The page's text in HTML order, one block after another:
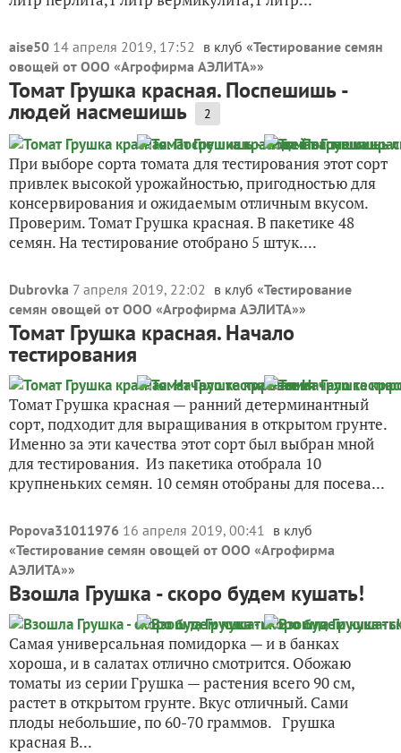
aise50 14 апреля 2019, 17:52 в клуб «Тестирование семян
овощей от ООО «Агрофирма АЭЛИТА»»
Томат Грушка красная. Поспешишь -
людей насмешишь 2
При выборе сорта томата для тестирования этот сорт
привлек высокой урожайностью, пригодностью для
консервирования и ожидаемым отличным вкусом.
Проверим. Томат Грушка красная. В пакетике 48
семян. На тестирование отобрано 5 штук....
Dubrovka 7 апреля 2019, 22:02 в клуб «Тестирование
семян овощей от ООО «Агрофирма АЭЛИТА»»
Томат Грушка красная. Начало
тестирования
Томат Грушка красная — ранний детерминантный
сорт, подходит для выращивания в открытом грунте.
Именно за эти качества этот сорт был выбран мной
для тестирования. Из пакетика отобрала 10
крупненьких семян. 10 семян отобраны для посева...
Popova31011976 16 апреля 2019, 00:41 в клуб
«Тестирование семян овощей от ООО «Агрофирма
АЭЛИТА»»
Взошла Грушка - скоро будем кушать!
Самая универсальная помидорка — и в банках
хороша, и в салатах отлично смотрится. Обожаю
томаты из серии Грушка — растения всего 90 см,
растет в открытом грунте. Вкус отличный. Сами
плоды небольшие, по 60-70 граммов. Грушка
красная В...